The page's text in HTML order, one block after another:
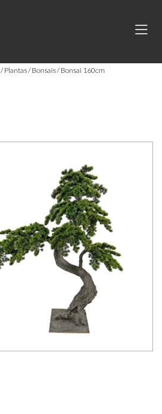
Plantas / Bonsais Bonsai 160cm